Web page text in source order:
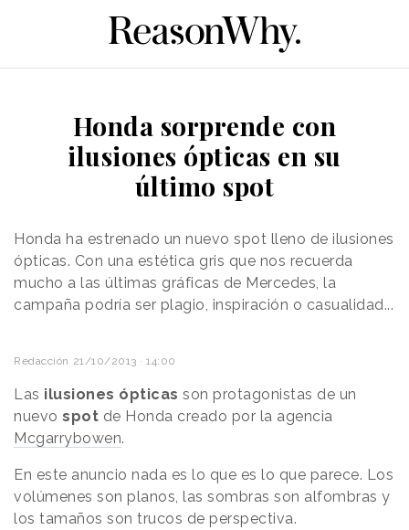
Honda sorprende con
ilusiones ópticas en su
último spot
Honda ha estrenado un nuevo spot lleno de ilusiones
ópticas. Con una estética gris que nos recuerda
mucho a las últimas gráficas de Mercedes, la
campaña podría ser plagio, inspiración o casualidad...
Redacción 21/10/2013 · 14:00
Las ilusiones ópticas son protagonistas de un
nuevo spot de Honda creado por la agencia
Mcgarrybowen.
En este anuncio nada es lo que es lo que parece. Los
volúmenes son planos, las sombras son alfombras y
los tamaños son trucos de perspectiva.